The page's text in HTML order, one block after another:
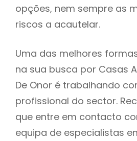
opções, nem sempre as
riscos a acautelar.
Uma das melhores
na sua busca por Casas
De Onor é trabalhando
profissional do sector.
que entre em contacto
equipa de especialistas